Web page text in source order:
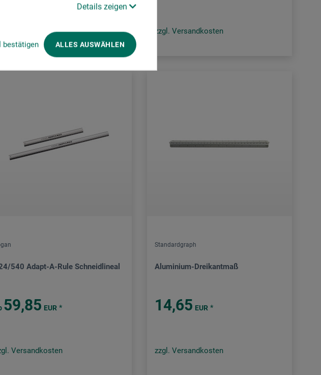
Details zeigen
bestätigen ALLES AUSWÄHLEN
Versandkosten zzgl. Versandkosten
540 Adapt-A-Rule Schneidlineal
59,85 EUR *
Versandkosten
Standardgraph
Aluminium-Dreikantmaß
14,65 EUR *
zzgl. Versandkosten